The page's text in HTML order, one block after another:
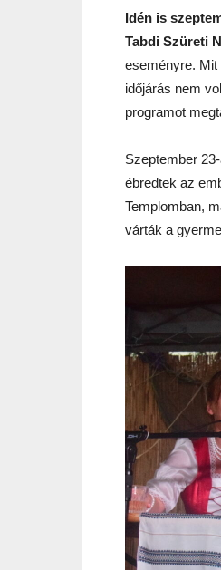
Idén is
Tabdi Szüreti
eseményre.
időjárás nem
programot
Szeptember
ébredtek az
Templomban,
várták a